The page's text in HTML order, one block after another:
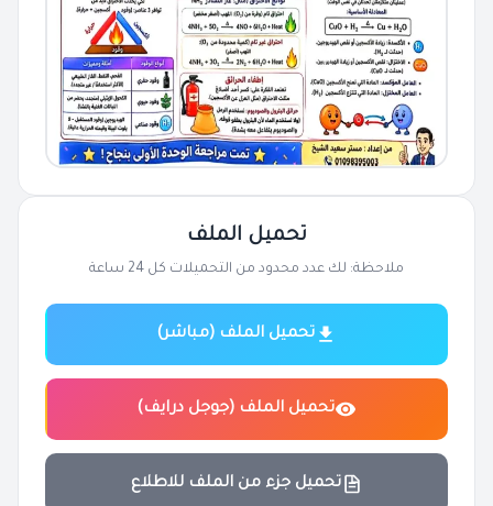
تحميل الملف
ملاحظة: لك عدد محدود من التحميلات كل 24 ساعة
تحميل الملف (مباشر)
تحميل الملف (جوجل درايف)
تحميل جزء من الملف للاطلاع